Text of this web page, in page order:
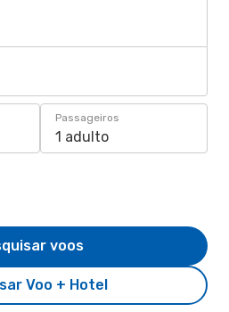
Passageiros
1 adulto
Voo + Hotel
voos